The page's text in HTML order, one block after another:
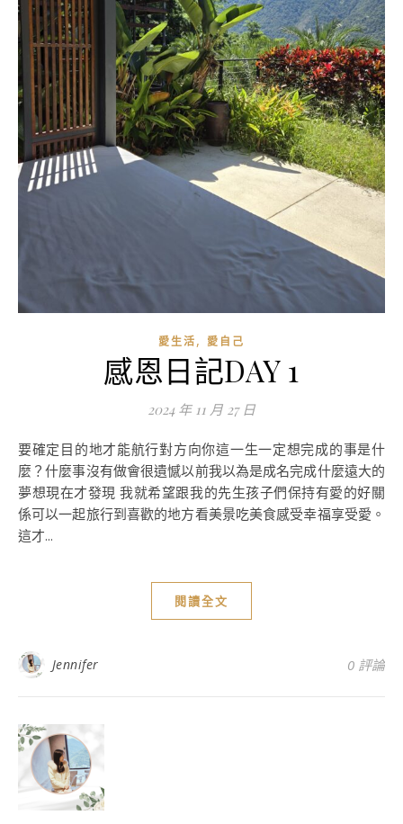
愛生活, 愛自己
感恩日記DAY 1
2024 年 11 月 27 日
要確定目的地才能航行對方向你這一生一定想完成的事是什
麼？什麼事沒有做會很遺憾以前我以為是成名完成什麼遠大的
夢想現在才發現 我就希望跟我的先生孩子們保持有愛的好關
係可以一起旅行到喜歡的地方看美景吃美食感受幸福享受愛。
這才...
閱讀全文
Jennifer 0 評論